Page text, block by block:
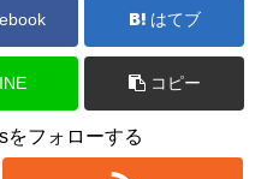
はてブ
コピー
をフォローする